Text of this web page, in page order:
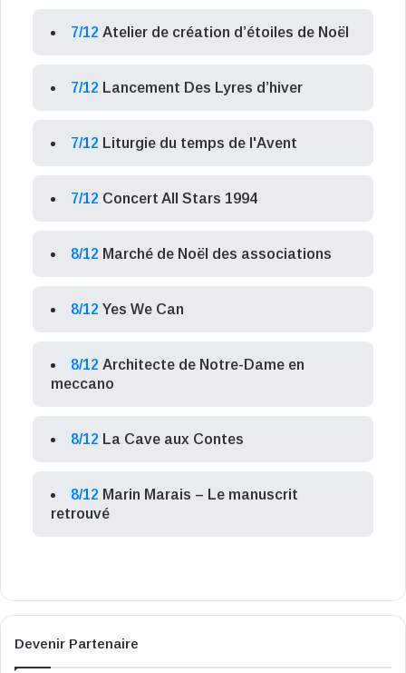
7/12 Atelier de création d’étoiles de Noël
7/12 Lancement Des Lyres d’hiver
7/12 Liturgie du temps de l'Avent
7/12 Concert All Stars 1994
8/12 Marché de Noël des associations
8/12 Yes We Can
8/12 Architecte de Notre-Dame en
meccano
8/12 La Cave aux Contes
8/12 Marin Marais – Le manuscrit
retrouvé
Devenir Partenaire